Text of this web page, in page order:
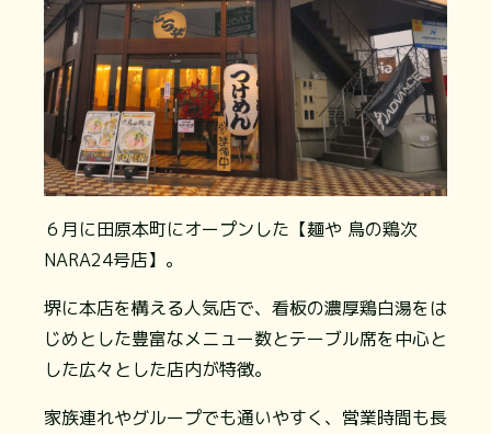
６月に田原本町にオープンした【麺や 鳥の鶏次
NARA24号店】。
堺に本店を構える人気店で、看板の濃厚鶏白湯をは
じめとした豊富なメニュー数とテーブル席を中心と
した広々とした店内が特徴。
家族連れやグループでも通いやすく、営業時間も長